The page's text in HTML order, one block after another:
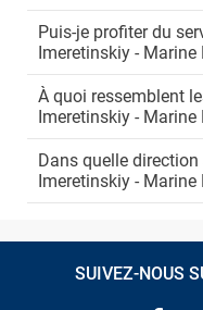
Puis-je profiter du
Imeretinskiy - Marine
À quoi ressemblent
Imeretinskiy - Marine
Dans quelle
Imeretinskiy - Marine
SUIVEZ-NOUS